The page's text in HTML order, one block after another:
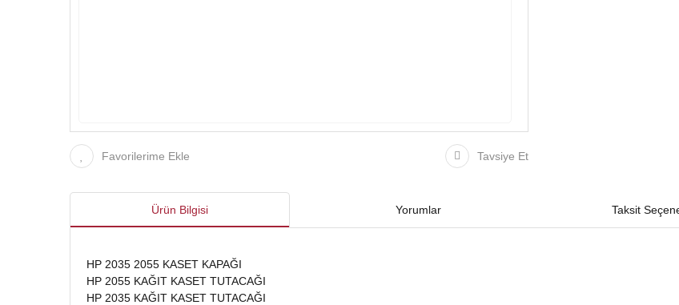
Favorilerime Ekle Tavsiye Et
Ürün Bilgisi Yorumlar Taksit
HP 2035 2055 KASET KAPAĞI
HP 2055 KAĞIT KASET TUTACAĞI
HP 2035 KAĞIT KASET TUTACAĞI